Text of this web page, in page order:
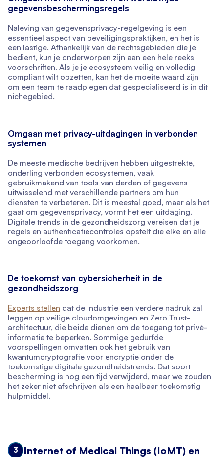
gegevensbeschermingsregels
Naleving van gegevensprivacy-regelgeving is een
essentieel aspect van beveiligingspraktijken, en het is
een lastige. Afhankelijk van de rechtsgebieden die je
bedient, kun je onderworpen zijn aan een hele reeks
voorschriften. Als je je ecosysteem veilig en volledig
compliant wilt opzetten, kan het de moeite waard zijn
om een team te raadplegen dat gespecialiseerd is in dit
nichegebied.
Omgaan met privacy-uitdagingen in verbonden
systemen
De meeste medische bedrijven hebben uitgestrekte,
onderling verbonden ecosystemen, vaak
gebruikmakend van tools van derden of gegevens
uitwisselend met verschillende partners om hun
diensten te verbeteren. Dit is meestal goed, maar als het
gaat om gegevensprivacy, vormt het een uitdaging.
Digitale trends in de gezondheidszorg vereisen dat je
regels en authenticatiecontroles opstelt die elke en alle
ongeoorloofde toegang voorkomen.
De toekomst van cybersicherheit in de
gezondheidszorg
Experts stellen dat de industrie een verdere nadruk zal
leggen op veilige cloudomgevingen en Zero Trust-
architectuur, die beide dienen om de toegang tot privé-
informatie te beperken. Sommige gedurfde
voorspellingen omvatten ook het gebruik van
kwantumcryptografie voor encryptie onder de
toekomstige digitale gezondheidstrends. Dat soort
bescherming is nog een tijd verwijderd, maar we zouden
het zeker niet afschrijven als een haalbaar toekomstig
hulpmiddel.
3
Internet of Medical Things (IoMT) en